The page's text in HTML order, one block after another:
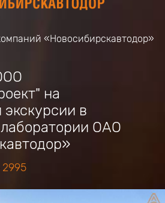
«Новосибирскавтодор»
на
экскурсии в
ОАО
2995